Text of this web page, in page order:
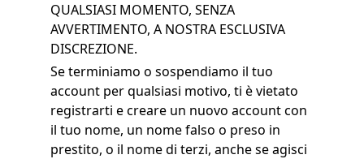
QUALSIASI MOMENTO, SENZA
AVVERTIMENTO, A NOSTRA ESCLUSIVA
DISCREZIONE.
Se terminiamo o sospendiamo il tuo
account per qualsiasi motivo, ti è vietato
registrarti e creare un nuovo account con
il tuo nome, un nome falso o preso in
prestito, o il nome di terzi, anche se agisci